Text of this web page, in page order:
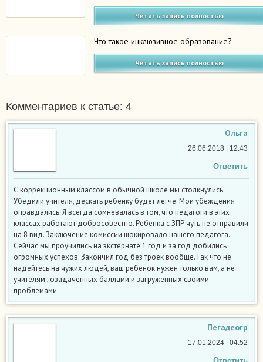
Читать запись полностью
Что такое инклюзивное образование?
Читать запись полностью
Комментариев к статье: 4
Ольга
Ответить
26.06.2018 | 12:43
С коррекционным классом в обычной школе мы столкнулись.
Убедили учителя, дескать ребенку будет легче. Мои убеждения
оправдались. Я всегда сомневалась в том, что педагоги в этих
классах работают добросовестно. Ребенка с ЗПР чуть не отправили
на 8 вид. Заключение комиссии шокировало нашего педагога.
Сейчас мы проучились на экстернате 1 год и за год добились
огромных успехов. Закончил год без троек вообще.Так что не
надейтесь на чужих людей, ваш ребенок нужен только вам, а не
учителям , озадаченных баллами и загруженных своими
проблемами.
Пегадеогр
17.01.2024 | 04:52